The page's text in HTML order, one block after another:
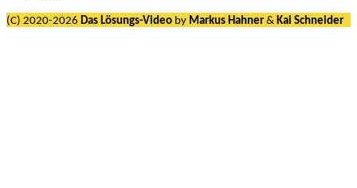
(C) 2020-2026 Das Lösungs-Video by Markus Hahner & Kai Schneider